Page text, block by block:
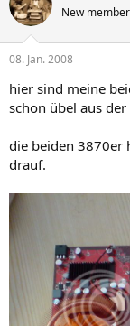
New member
08. Jan. 2008
hier sind meine
schon übel aus
die beiden 3870er
drauf.